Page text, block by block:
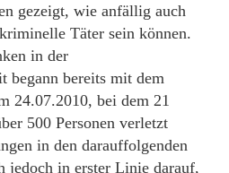
gezeigt, wie anfällig auch
Täter sein können.
in der
begann bereits mit dem
24.07.2010, bei dem 21
500 Personen verletzt
in den darauffolgenden
jedoch in erster Linie darauf,